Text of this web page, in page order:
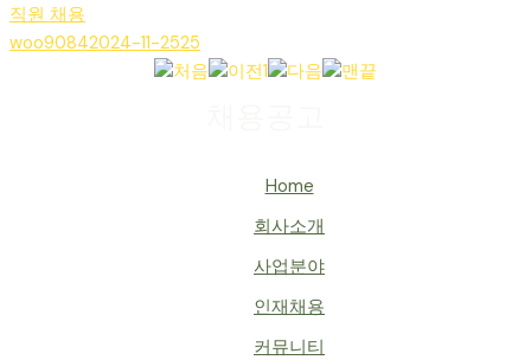
직원 채용
woo90842024-11-2525
1
Home
회사소개
사업분야
인재채용
커뮤니티